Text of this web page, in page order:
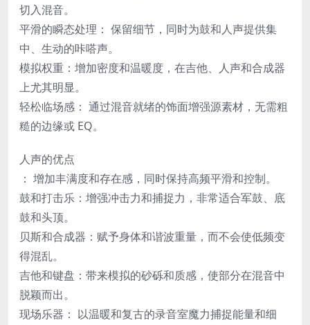
切入混音。
平滑的瞬态处理： 保留细节，同时为鼓和人声提供集
中、生动的咔嗒声。
模拟权重：增加密度和温暖度，在吉他、人声和合成器
上尤其明显。
轻松临场感： 通过混音就绪的饰面增强源素材，无需粗
糙的边缘或 EQ。
人声的优点
： 增加丰满度和存在感，同时保持高频平滑和控制。
鼓和打击乐：增强冲击力和捕捉力，非常适合军鼓、底
鼓和头顶。
贝斯和合成器：赋予身体和谐波重量，而不会使低频变
得混乱。
吉他和键盘：带来模拟的砂砾和质感，使部分在混音中
脱颖而出。
现场乐器： 以温暖和复古的录音室魔力捕捉能量和细